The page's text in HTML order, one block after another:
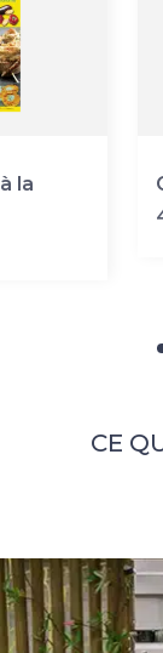
la
CE